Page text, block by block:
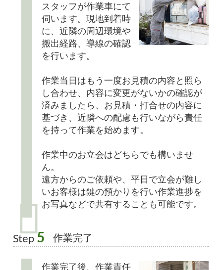
スタッフが作業車にて
伺います。現地到着時
に、近隣の周辺環境や
搬出経路、導線の確認
を行います。
作業当日はもう一度お見積の内容と照ら
し合わせ、内容に変更がないかの確認が
済みましたら、お見積・打合せの内容に
基づき、近隣への配慮も行いながら責任
を持って作業を始めます。
作業中のお立会はどちらでも構いませ
ん。
遠方からのご依頼や、平日で立会が難し
いお客様は鍵の預かりを行い作業進捗を
お写真などで共有することも可能です。
Step 5 作業完了
作業完了後、作業責任